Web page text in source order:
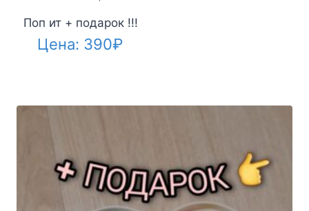
Поп ит + подарок !!!
Цена: 390₽